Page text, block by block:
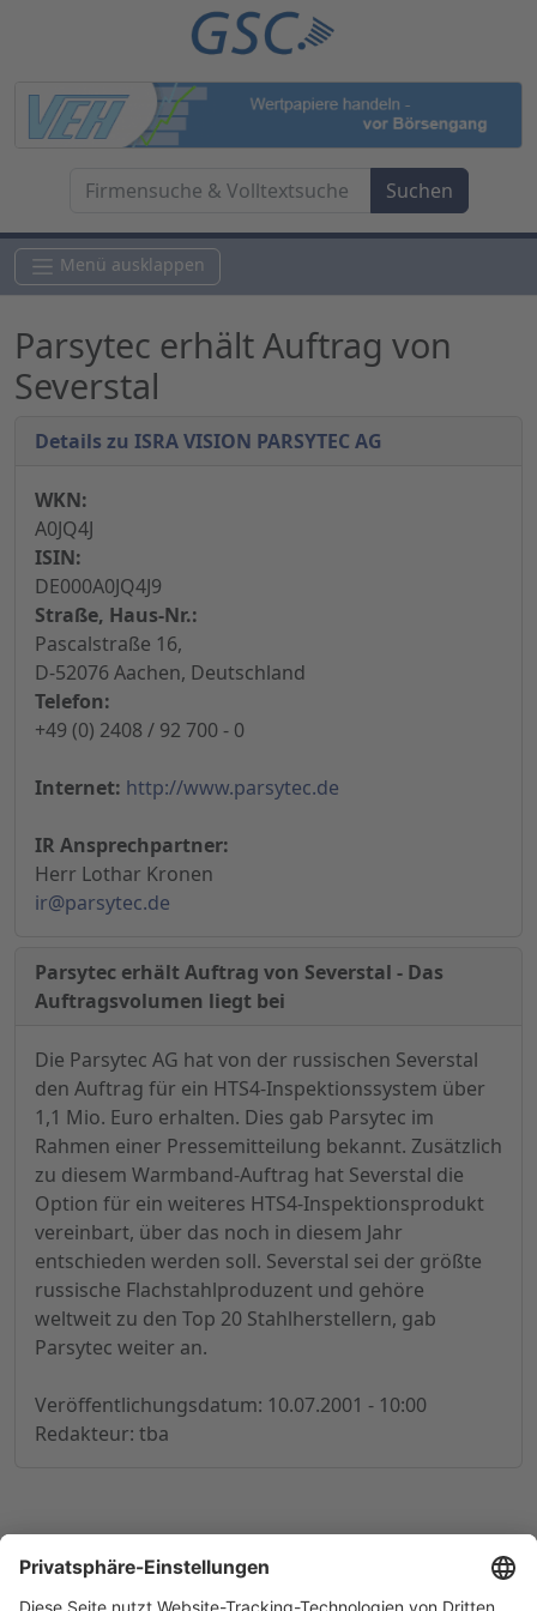
Menü ausklappen
Parsytec erhält Auftrag von
Severstal
Details zu ISRA VISION PARSYTEC AG
WKN:
A0JQ4J
ISIN:
DE000A0JQ4J9
Straße, Haus-Nr.:
Pascalstraße 16,
D-52076 Aachen, Deutschland
Telefon:
+49 (0) 2408 / 92 700 - 0
Internet: http://www.parsytec.de
IR Ansprechpartner:
Herr Lothar Kronen
ir@parsytec.de
Parsytec erhält Auftrag von Severstal - Das
Auftragsvolumen liegt bei
Die Parsytec AG hat von der russischen Severstal
den Auftrag für ein HTS4-Inspektionssystem über
1,1 Mio. Euro erhalten. Dies gab Parsytec im
Rahmen einer Pressemitteilung bekannt. Zusätzlich
zu diesem Warmband-Auftrag hat Severstal die
Option für ein weiteres HTS4-Inspektionsprodukt
vereinbart, über das noch in diesem Jahr
entschieden werden soll. Severstal sei der größte
russische Flachstahlproduzent und gehöre
weltweit zu den Top 20 Stahlherstellern, gab
Parsytec weiter an.
Veröffentlichungsdatum: 10.07.2001 - 10:00
Redakteur: tba
© 1998-2026by GSC Research GmbH